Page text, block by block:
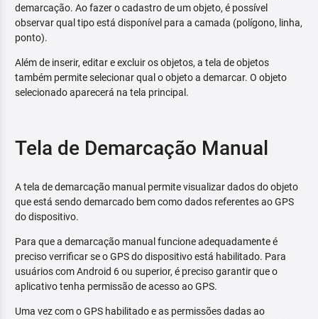
demarcação. Ao fazer o cadastro de um objeto, é possível
observar qual tipo está disponível para a camada (polígono, linha,
ponto).
Além de inserir, editar e excluir os objetos, a tela de objetos
também permite selecionar qual o objeto a demarcar. O objeto
selecionado aparecerá na tela principal.
Tela de Demarcação Manual
A tela de demarcação manual permite visualizar dados do objeto
que está sendo demarcado bem como dados referentes ao GPS
do dispositivo.
Para que a demarcação manual funcione adequadamente é
preciso verrificar se o GPS do dispositivo está habilitado. Para
usuários com Android 6 ou superior, é preciso garantir que o
aplicativo tenha permissão de acesso ao GPS.
Uma vez com o GPS habilitado e as permissões dadas ao